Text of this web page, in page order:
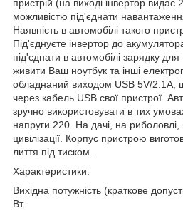
пристрій (на виході інвертор видає
можливістю під'єднати
Наявність в автомобілі такого
Під'єднуєте інвертор до
під'єднати в автомобілі зарядку
живити Ваш ноутбук та інші
обладнаний виходом USB 5V/2.1A,
через кабель USB свої пристрої.
зручно використовувати в тих
напруги 220. На дачі, на риболовлі,
цивілізації. Корпус пристрою
лиття під тиском.
Характеристики:
Вихідна потужність (краткове
Вт.